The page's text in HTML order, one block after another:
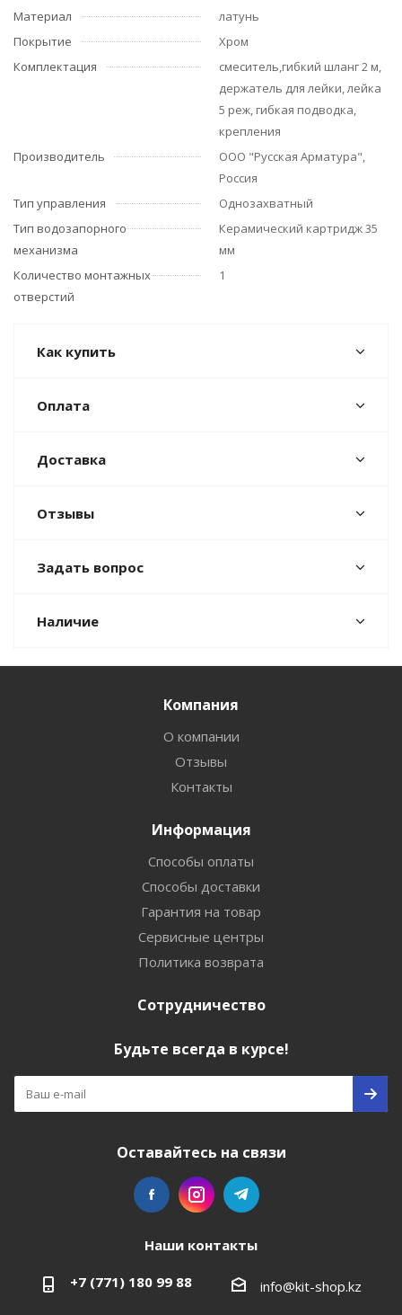
Материал
латунь
Покрытие
Хром
Комплектация
смеситель,гибкий шланг 2 м,
держатель для лейки, лейка
5 реж, гибкая подводка,
крепления
Производитель
ООО "Русская Арматура",
Россия
Тип управления
Однозахватный
Тип водозапорного
механизма
Керамический картридж 35
мм
Количество монтажных
отверстий
1
Как купить
Оплата
Доставка
Отзывы
Задать вопрос
Наличие
Компания
О компании
Отзывы
Контакты
Информация
Способы оплаты
Способы доставки
Гарантия на товар
Сервисные центры
Политика возврата
Сотрудничество
Будьте всегда в курсе!
Оставайтесь на связи
Наши контакты
+7 (771) 180 99 88 info@kit-shop.kz